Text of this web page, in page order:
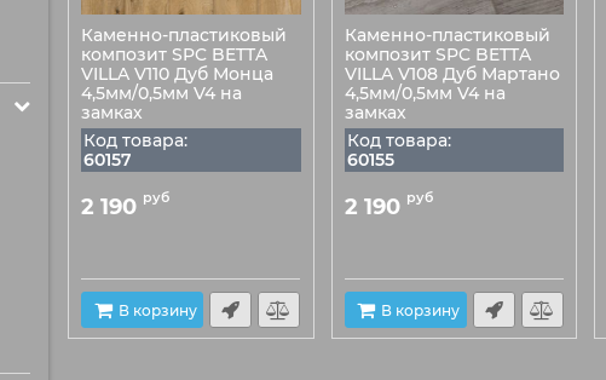
Каменно-пластиковый
композит SPC BETTA
VILLA V110 Дуб Монца
4,5мм/0,5мм V4 на
замках
Код товара:
60157
2 190 руб
В корзину
Каменно-пластиковый
композит SPC BETTA
VILLA V108 Дуб Мартано
4,5мм/0,5мм V4 на
замках
Код товара:
60155
2 190 руб
В корзину